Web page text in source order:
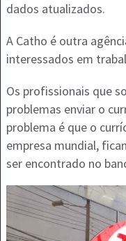
dados atualizados.
A Catho é outra
interessados em
Os profissionais que
problemas enviar o
problema é que o
empresa mundial,
ser encontrado no